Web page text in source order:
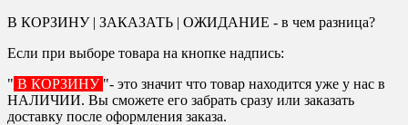
В КОРЗИНУ | ЗАКАЗАТЬ | ОЖИДАНИЕ - в чем разница?
Если при выборе товара на кнопке надпись:
" В КОРЗИНУ "- это значит что товар находится уже у нас в
НАЛИЧИИ. Вы сможете его забрать сразу или заказать
доставку после оформления заказа.